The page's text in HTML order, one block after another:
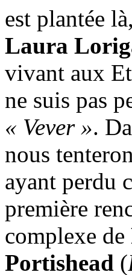
est plantée
Laura
vivant aux
ne suis pas
« Vever ».
nous
ayant perdu
première
complexe de
Portishead (